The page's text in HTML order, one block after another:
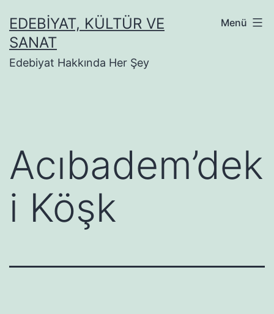
geçEDEBIYAT, KÜLTÜR VE
SANAT
Edebiyat Hakkında Her Şey
Menü
Acıbadem’dek
i Köşk